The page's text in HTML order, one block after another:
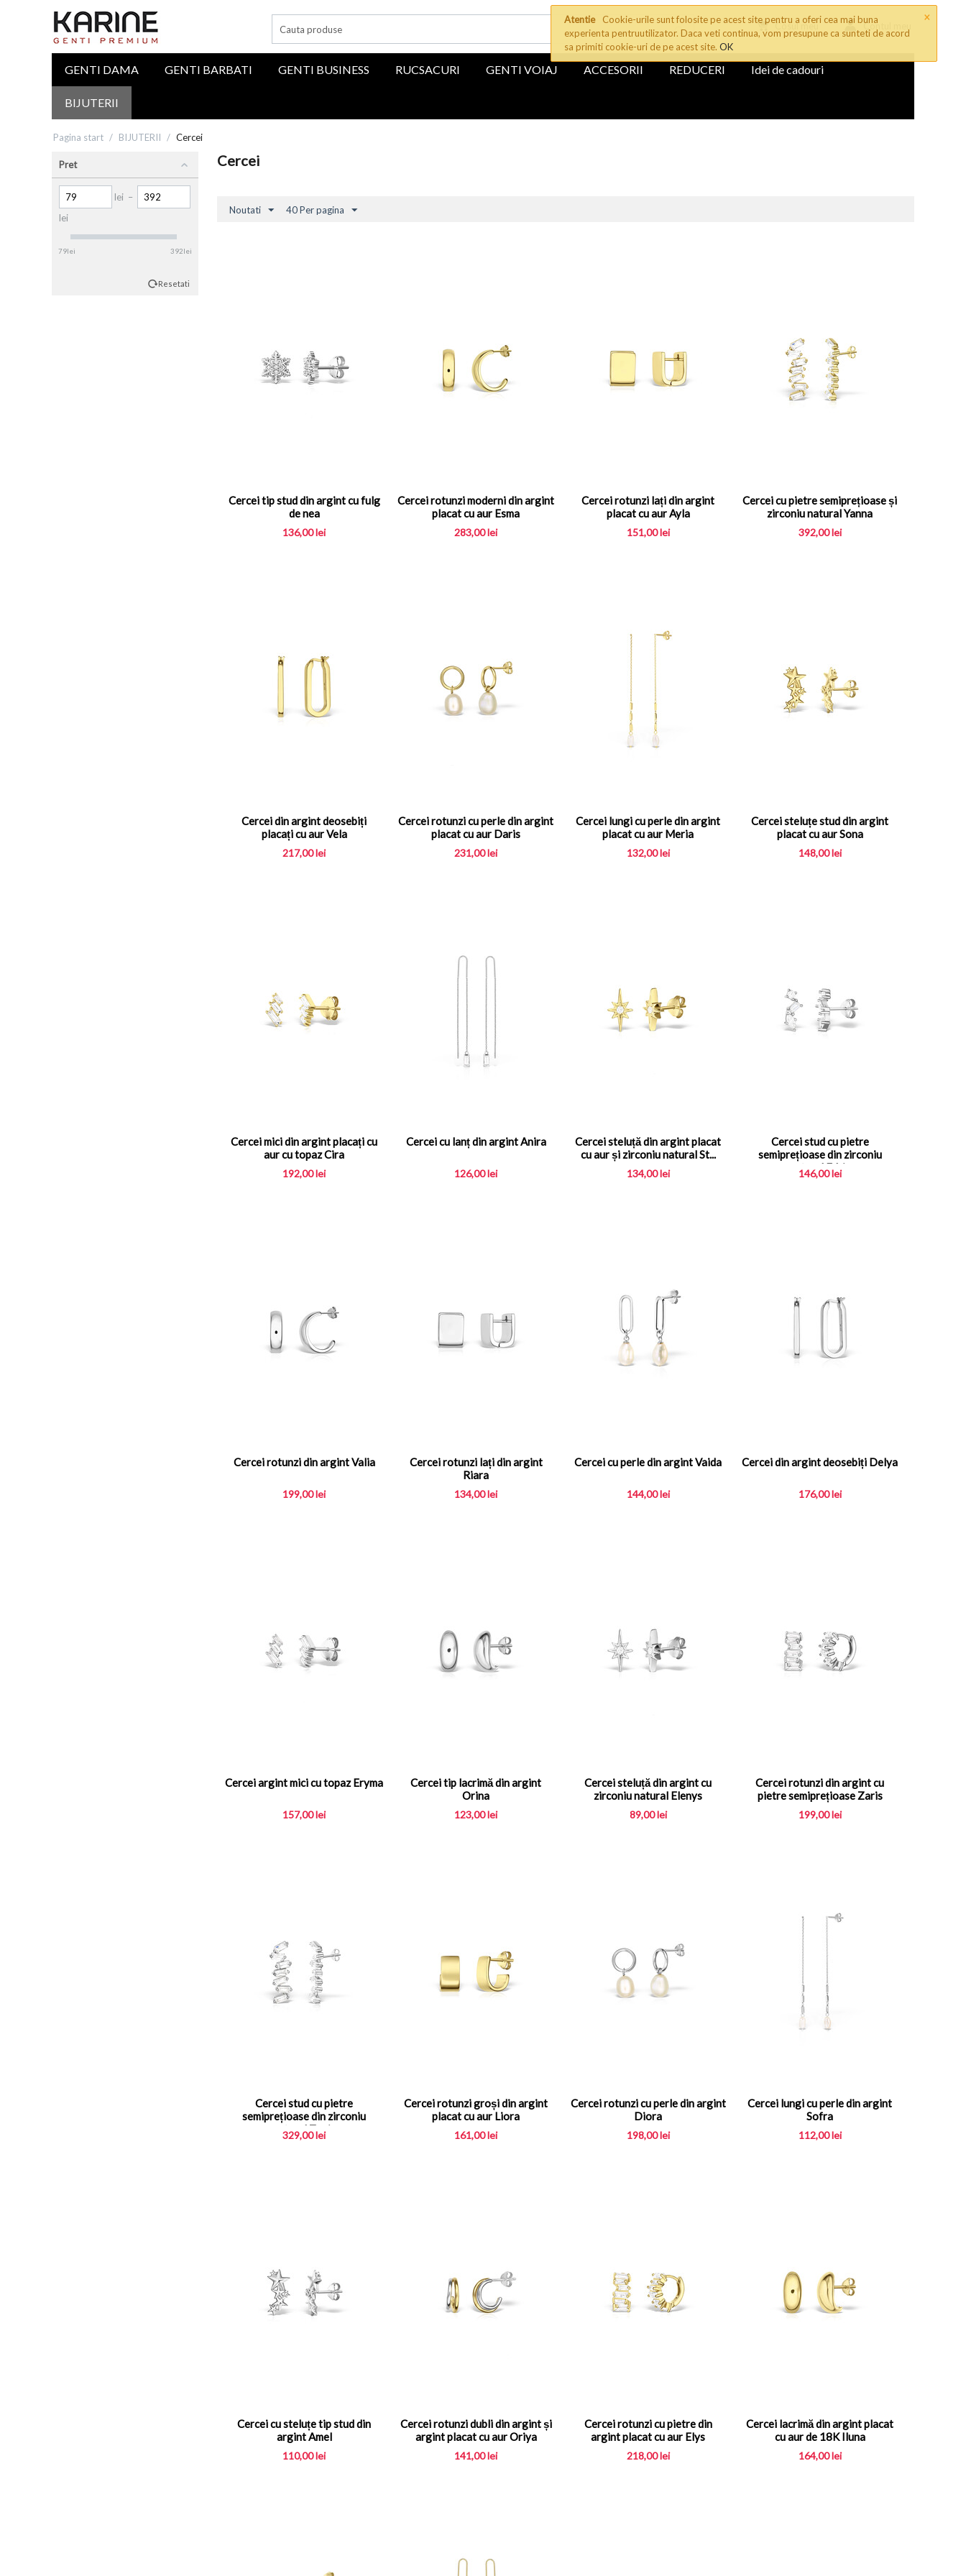
×
Atentie
Cookie-urile sunt folosite pe acest site pentru a oferi cea mai buna
experienta pentruutilizator. Daca veti continua, vom presupune ca sunteti de acord
sa primiti cookie-uri de pe acest site.OK
Cosul meu Contul meu
GENTI DAMA GENTI BARBATI GENTI BUSINESS RUCSACURI GENTI VOIAJ ACCESORII REDUCERI Idei de cadouri
BIJUTERII
Pagina start / BIJUTERII / Cercei
Pret
lei –
lei
79lei 392lei
Resetati
Cercei
Noutati 40 Per pagina
Cercei tip stud din argint cu fulg
de nea
136,00lei
Cercei rotunzi moderni din argint
placat cu aur Esma
283,00lei
Cercei rotunzi lați din argint
placat cu aur Ayla
151,00lei
Cercei cu pietre semiprețioase și
zirconiu natural Yanna
392,00lei
Cercei din argint deosebiți
placați cu aur Vela
217,00lei
Cercei rotunzi cu perle din argint
placat cu aur Daris
231,00lei
Cercei lungi cu perle din argint
placat cu aur Meria
132,00lei
Cercei steluțe stud din argint
placat cu aur Sona
148,00lei
Cercei mici din argint placați cu
aur cu topaz Cira
192,00lei
Cercei cu lanț din argint Anira
126,00lei
Cercei steluță din argint placat
cu aur și zirconiu natural St...
134,00lei
Cercei stud cu pietre
semiprețioase din zirconiu
natural Edris
146,00lei
Cercei rotunzi din argint Valia
199,00lei
Cercei rotunzi lați din argint
Riara
134,00lei
Cercei cu perle din argint Vaida
144,00lei
Cercei din argint deosebiți Delya
176,00lei
Cercei argint mici cu topaz Eryma
157,00lei
Cercei tip lacrimă din argint
Orina
123,00lei
Cercei steluță din argint cu
zirconiu natural Elenys
89,00lei
Cercei rotunzi din argint cu
pietre semiprețioase Zaris
199,00lei
Cercei stud cu pietre
semiprețioase din zirconiu
natural Zevia
329,00lei
Cercei rotunzi groși din argint
placat cu aur Liora
161,00lei
Cercei rotunzi cu perle din argint
Diora
198,00lei
Cercei lungi cu perle din argint
Sofra
112,00lei
Cercei cu steluțe tip stud din
argint Amel
110,00lei
Cercei rotunzi dubli din argint și
argint placat cu aur Oriya
141,00lei
Cercei rotunzi cu pietre din
argint placat cu aur Elys
218,00lei
Cercei lacrimă din argint placat
cu aur de 18K Iluna
164,00lei